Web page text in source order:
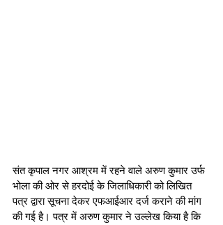
संत कृपाल नगर आश्रम में रहने वाले अरुण कुमार उर्फ
भोला की ओर से हरदोई के जिलाधिकारी को लिखित
पत्र द्वारा सूचना देकर एफआईआर दर्ज कराने की मांग
की गई है। पत्र में अरुण कुमार ने उल्लेख किया है कि